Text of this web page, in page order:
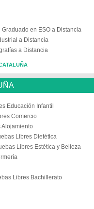
Graduado en ESO a Distancia
a Distancia
a Distancia
Educación Infantil
Comercio
Alojamiento
Libres Dietética
Libres Estética y Belleza
Libres Bachillerato